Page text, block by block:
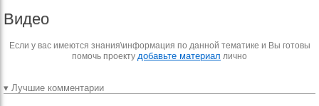
Видео
Если у вас имеются знания\информация по данной тематике и Вы готовы
помочь проекту добавьте материал лично
▾ Лучшие комментарии